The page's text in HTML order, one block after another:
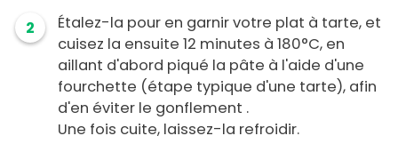
2
Étalez-la pour en garnir votre plat à tarte, et
cuisez la ensuite 12 minutes à 180°C, en
aillant d'abord piqué la pâte à l'aide d'une
fourchette (étape typique d'une tarte), afin
d'en éviter le gonflement .
Une fois cuite, laissez-la refroidir.